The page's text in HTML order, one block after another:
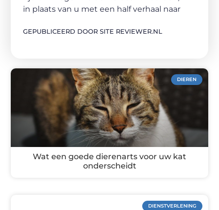
in plaats van u met een half verhaal naar
GEPUBLICEERD DOOR SITE REVIEWER.NL
DIEREN
Wat een goede dierenarts voor uw kat
onderscheidt
DIENSTVERLENING